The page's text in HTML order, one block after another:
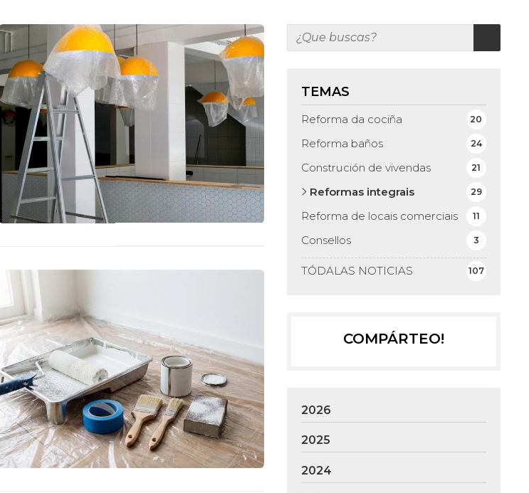
TEMAS
TÓDALAS NOTICIAS 107
Reforma da cociña 20
Reforma baños 24
Construción de vivendas 21
Reformas integrais 29
Reforma de locais comerciais 11
Consellos 3
COMPÁRTEO!
2026
2025
2024